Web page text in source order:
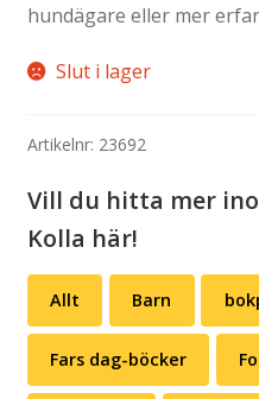
hundägare eller mer
Slut i lager
Artikelnr: 23692
Vill du hitta mer
Kolla här!
Allt Barn
Fars dag-böcker